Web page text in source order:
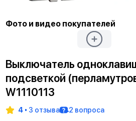
Фото и видео покупателей
Выключатель
подсветкой
W1110113
4 3 отзыва
2 вопроса